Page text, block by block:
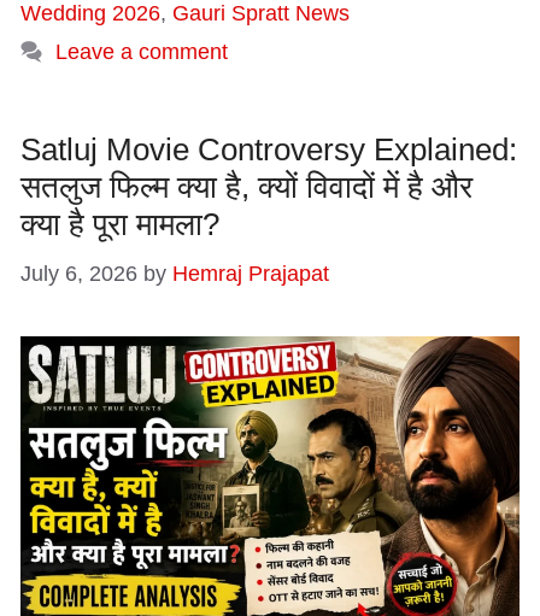
Wedding 2026, Gauri Spratt News
Leave a comment
Satluj Movie Controversy Explained:
सतलुज फिल्म क्या है, क्यों विवादों में है और
क्या है पूरा मामला?
July 6, 2026 by Hemraj Prajapat